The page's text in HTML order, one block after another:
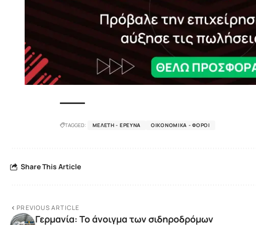
TAGGED: ΜΕΛΈΤΗ - ΈΡΕΥΝΑ ΟΙΚΟΝΟΜΙΚΆ - ΦΌΡΟΙ
Share This Article
PREVIOUS ARTICLE
Γερμανία: Το άνοιγμα των σιδηροδρόμων